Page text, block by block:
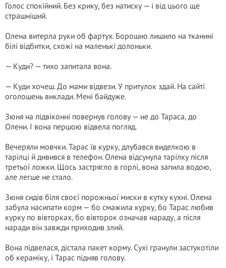
Голос спокійний. Без крику, без натиску — і від цього ще
страшніший.
Олена витерла руки об фартух. Борошно лишило на тканині
білі відбитки, схожі на маленькі долоньки.
— Куди? — тихо запитала вона.
— Куди хочеш. До мами відвези. У притулок здай. На сайті
оголошень виклади. Мені байдуже.
Зюня на підвіконні повернув голову — не до Тараса, до
Олени. І вона першою відвела погляд.
Вечеряли мовчки. Тарас їв курку, длубався виделкою в
тарілці й дивився в телефон. Олена відсунула тарілку після
третьої ложки. Щось застрягло в горлі, вона запила водою,
але легше не стало.
Зюня сидів біля своєї порожньої миски в кутку кухні. Олена
забула насипати корм — бо смажила курку, бо Тарас любив
курку по вівторках, бо вівторок означав нараду, а після
наради він завжди приходив злий.
Вона підвелася, дістала пакет корму. Сухі гранули застукотіли
об кераміку, і Тарас підняв голову.